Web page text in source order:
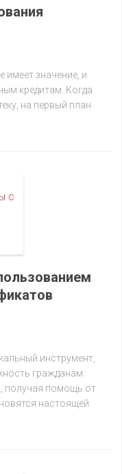
значение, и
кредитам. Когда
на первый план
инструмент,
гражданам
получая помощь от
настоящей